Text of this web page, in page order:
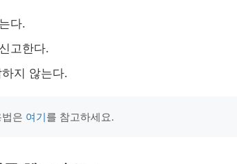
다.
고한다.
지 않는다.
은 여기를 참고하세요.